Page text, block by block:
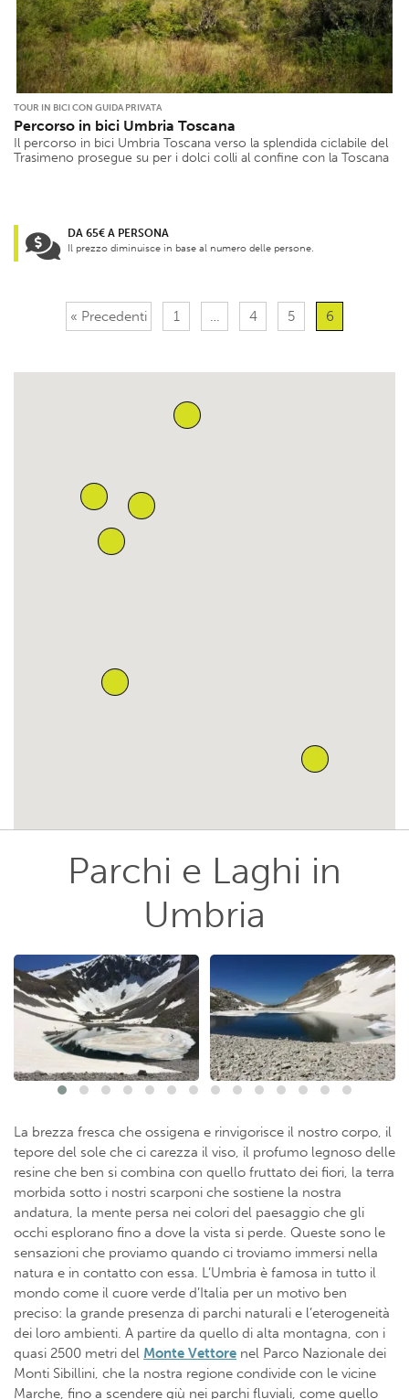
TOUR IN BICI CON GUIDA PRIVATA
Percorso in bici Umbria Toscana
Il percorso in bici Umbria Toscana verso la splendida ciclabile del
Trasimeno prosegue su per i dolci colli al confine con la Toscana
DA 65€ A PERSONA
Il prezzo diminuisce in base al numero delle persone.
« Precedenti 1 … 4 5 6
Parchi e Laghi in
Umbria
La brezza fresca che ossigena e rinvigorisce il nostro corpo, il
tepore del sole che ci carezza il viso, il profumo legnoso delle
resine che ben si combina con quello fruttato dei fiori, la terra
morbida sotto i nostri scarponi che sostiene la nostra
andatura, la mente persa nei colori del paesaggio che gli
occhi esplorano fino a dove la vista si perde. Queste sono le
sensazioni che proviamo quando ci troviamo immersi nella
natura e in contatto con essa. L’Umbria è famosa in tutto il
mondo come il cuore verde d’Italia per un motivo ben
preciso: la grande presenza di parchi naturali e l’eterogeneità
dei loro ambienti. A partire da quello di alta montagna, con i
quasi 2500 metri del Monte Vettore nel Parco Nazionale dei
Monti Sibillini, che la nostra regione condivide con le vicine
Marche, fino a scendere giù nei parchi fluviali, come quello